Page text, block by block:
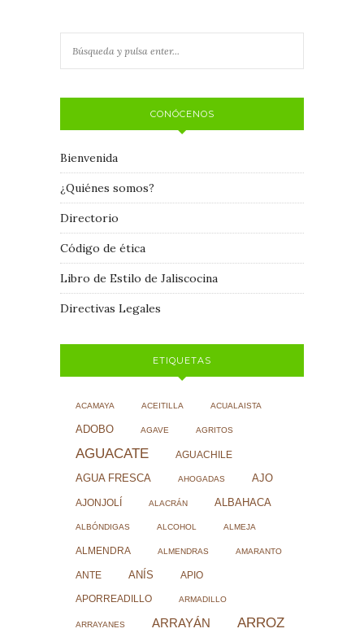
CONÓCENOS
Bienvenida
¿Quiénes somos?
Directorio
Código de ética
Libro de Estilo de Jaliscocina
Directivas Legales
ETIQUETAS
ACAMAYA ACEITILLA ACUALAISTA
ADOBO AGAVE AGRITOS
AGUACATE AGUACHILE
AGUA FRESCA AHOGADAS AJO
AJONJOLÍ ALACRÁN ALBAHACA
ALBÓNDIGAS ALCOHOL ALMEJA
ALMENDRA ALMENDRAS AMARANTO
ANTE ANÍS APIO
APORREADILLO ARMADILLO
ARRAYANES ARRAYÁN ARROZ